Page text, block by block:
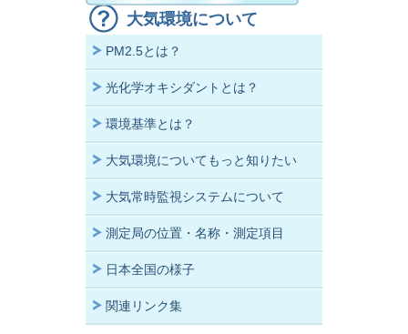
大気環境について
PM2.5とは？
光化学オキシダントとは？
環境基準とは？
大気環境についてもっと知りたい
大気常時監視システムについて
測定局の位置・名称・測定項目
日本全国の様子
関連リンク集